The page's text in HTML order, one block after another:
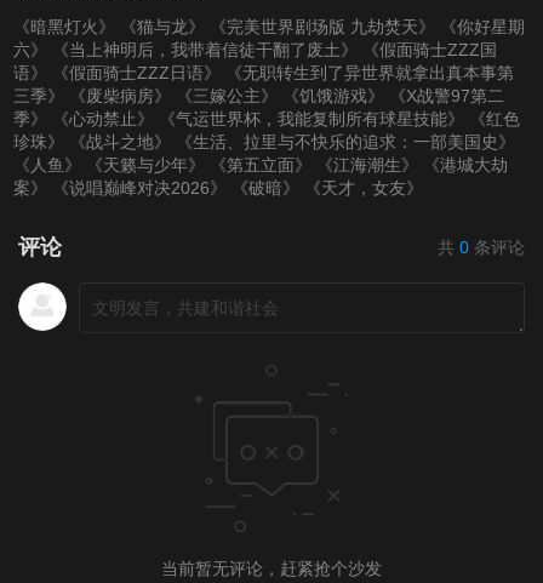
《暗黑灯火》 《猫与龙》 《完美世界剧场版 九劫焚天》
《你好星期
六》
《当上神明后，我带着信徒干翻了废土》
《假面骑士ZZZ国
语》
《假面骑士ZZZ日语》
《无职转生到了异世界就拿出真本事第
三季》
《废柴病房》 《三嫁公主》 《饥饿游戏》
《X战警97第二
季》
《心动禁止》 《气运世界杯，我能复制所有球星技能》
《红色
珍珠》
《战斗之地》
《生活、拉里与不快乐的追求：一部美国史》
《人鱼》
《天籁与少年》 《第五立面》 《江海潮生》
《港城大劫
案》
《说唱巅峰对决2026》 《破暗》 《天才，女友》
评论 共 0 条评论
当前暂无评论，赶紧抢个沙发